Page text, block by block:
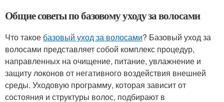
Общие советы по базовому уходу за волосами
Что такое базовый уход за волосами? Базовый уход за
волосами представляет собой комплекс процедур,
направленных на очищение, питание, увлажнение и
защиту локонов от негативного воздействия внешней
среды. Уходовую программу, которая зависит от
состояния и структуры волос, подбирают в